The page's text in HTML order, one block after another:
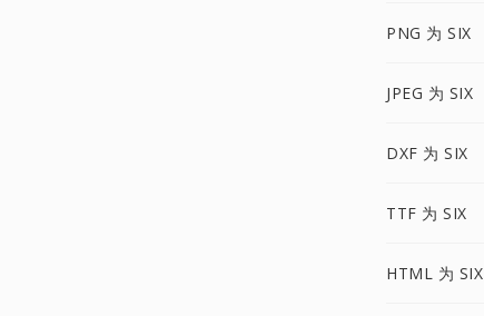
PNG 为 SIX
JPEG 为 SIX
DXF 为 SIX
TTF 为 SIX
HTML 为 SIX